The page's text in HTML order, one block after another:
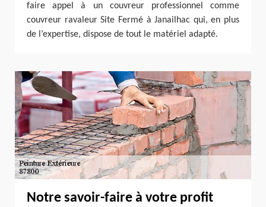
faire appel à un couvreur professionnel comme
couvreur ravaleur Site Fermé à Janailhac qui, en plus
de l’expertise, dispose de tout le matériel adapté.
Notre savoir-faire à votre profit